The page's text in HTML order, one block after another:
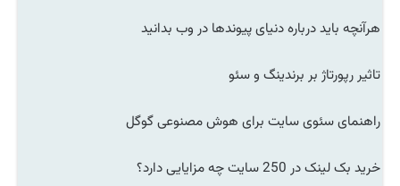
هرآنچه باید درباره دنیای پیوندها در وب بدانید
تاثیر رپورتاژ بر برندینگ و سئو
راهنمای سئوی سایت برای هوش مصنوعی گوگل
خرید بک لینک در 250 سایت چه مزایایی دارد؟